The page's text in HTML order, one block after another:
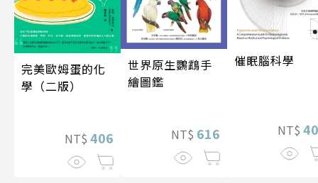
完美歐姆蛋的化
學（二版）
NT$ 406
世界原生鸚鵡手
繪圖鑑
NT$ 616
催眠腦科學
NT$